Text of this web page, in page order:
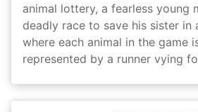
animal lottery, a fearless young
deadly race to save his sister in
where each animal in the game
represented by a runner vying